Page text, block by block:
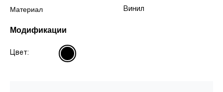
Материал Винил
Модификации
Цвет: